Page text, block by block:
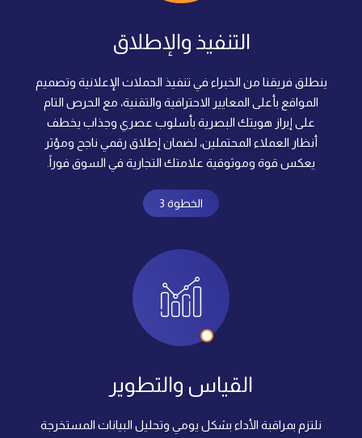
التنفيذ والإطلاق
ينطلق فريقنا من الخبراء في تنفيذ الحملات الإعلانية وتصميم
المواقع بأعلى المعايير الاحترافية والتقنية، مع الحرص التام
على إبراز هويتك البصرية بأسلوب عصري وجذاب يخطف
أنظار العملاء المحتملين، لضمان إطلاق رقمي ناجح ومؤثر
يعكس قوة وموثوقية علامتك التجارية في السوق فوراً.
الخطوة 3
القياس والتطوير
نلتزم بمراقبة الأداء بشكل يومي وتحليل البيانات المستخرجة